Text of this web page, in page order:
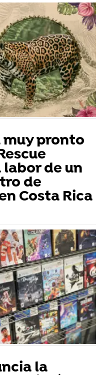
muy pronto
labor de un
de
Costa Rica
la